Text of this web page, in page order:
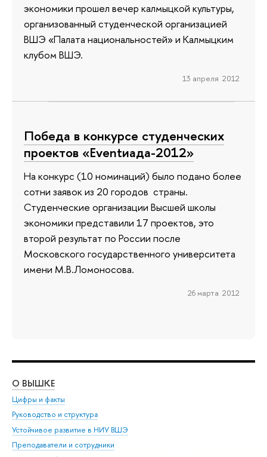
экономики прошел вечер калмыцкой культуры,
организованный студенческой организацией
ВШЭ «Палата национальностей» и Калмыцким
клубом ВШЭ.
13 апреля 2012
Победа в конкурсе студенческих
проектов «Eventиада-2012»
На конкурс (10 номинаций) было подано более
сотни заявок из 20 городов страны.
Студенческие организации Высшей школы
экономики представили 17 проектов, это
второй результат по России после
Московского государственного университета
имени М.В.Ломоносова.
26 марта 2012
О ВЫШКЕ
Цифры и факты
Руководство и структура
Устойчивое развитие в НИУ ВШЭ
Преподаватели и сотрудники